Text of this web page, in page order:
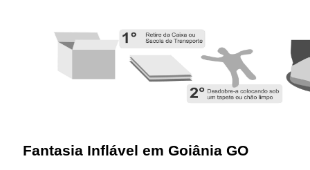
Fantasia Inflável em Goiânia GO